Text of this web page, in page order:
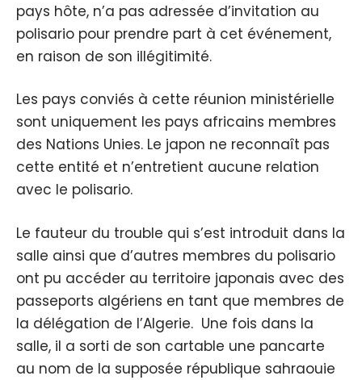
pays hôte, n’a pas adressée d’invitation au
polisario pour prendre part à cet événement,
en raison de son illégitimité.
Les pays conviés à cette réunion ministérielle
sont uniquement les pays africains membres
des Nations Unies. Le japon ne reconnaît pas
cette entité et n’entretient aucune relation
avec le polisario.
Le fauteur du trouble qui s’est introduit dans la
salle ainsi que d’autres membres du polisario
ont pu accéder au territoire japonais avec des
passeports algériens en tant que membres de
la délégation de l’Algerie. Une fois dans la
salle, il a sorti de son cartable une pancarte
au nom de la supposée république sahraouie